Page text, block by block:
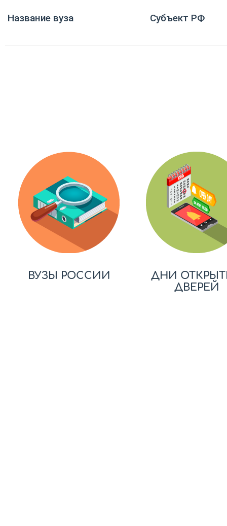
Название вуза Субъект РФ
ВУЗЫ РОССИИ
ДНИ
ДВЕРЕЙ